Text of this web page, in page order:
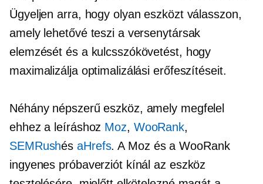
Ügyeljen arra, hogy olyan eszközt válasszon,
amely lehetővé teszi a versenytársak
elemzését és a kulcsszókövetést, hogy
maximalizálja optimalizálási erőfeszítéseit.
Néhány népszerű eszköz, amely megfelel
ehhez a leíráshoz Moz, WooRank,
SEMRushésaHrefs. A Moz és a WooRank
ingyenes próbaverziót kínál az eszköz